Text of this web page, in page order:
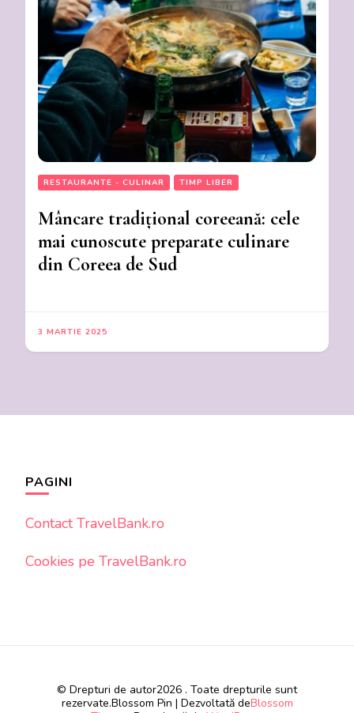
RESTAURANTE - CULINAR TIMP LIBER
Mâncare tradițional coreeană: cele
mai cunoscute preparate culinare
din Coreea de Sud
3 MARTIE 2025
PAGINI
Contact TravelBank.ro
Cookies pe TravelBank.ro
© Drepturi de autor2026 . Toate drepturile sunt
rezervate.Blossom Pin | Dezvoltată deBlossom